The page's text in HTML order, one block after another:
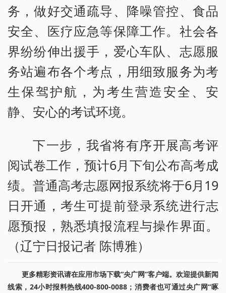
务，做好交通疏导、降噪管控、食品
安全、医疗应急等保障工作。社会各
界纷纷伸出援手，爱心车队、志愿服
务站遍布各个考点，用细致服务为考
生保驾护航，为考生营造安全、安
静、安心的考试环境。
下一步，我省将有序开展高考评
阅试卷工作，预计6月下旬公布高考成
绩。普通高考志愿网报系统将于6月19
日开通，考生可提前登录系统进行志
愿预报，熟悉填报流程与操作界面。
（辽宁日报记者 陈博雅）
更多精彩资讯请在应用市场下载“央广网”客户端。欢迎提供新闻
线索，24小时报料热线400-800-0088；消费者也可通过央广网“啄